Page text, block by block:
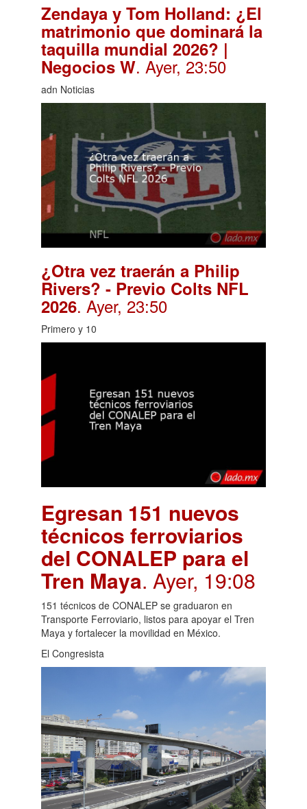
Zendaya y Tom Holland: ¿El
matrimonio que dominará la
taquilla mundial 2026? |
Negocios W. Ayer, 23:50
adn Noticias
¿Otra vez traerán a Philip
Rivers? - Previo Colts NFL
2026. Ayer, 23:50
Primero y 10
Egresan 151 nuevos
técnicos ferroviarios
del CONALEP para el
Tren Maya. Ayer, 19:08
151 técnicos de CONALEP se graduaron en
Transporte Ferroviario, listos para apoyar el Tren
Maya y fortalecer la movilidad en México.
El Congresista